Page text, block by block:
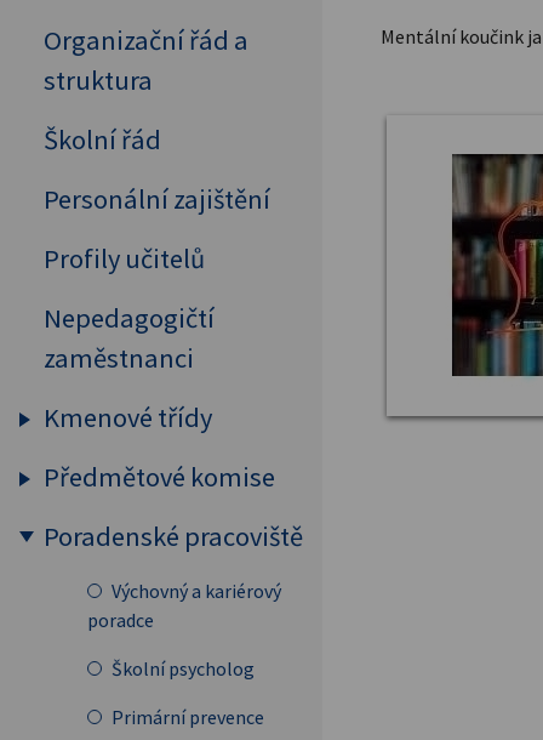
Mentální koučink
Organizační řád a
struktura
Školní řád
Personální zajištění
Profily učitelů
Nepedagogičtí
zaměstnanci
Kmenové třídy
Prima
Sekunda
Kvarta
Kvinta
Sexta
Předmětové komise
Humanitní předměty
Cizí jazyky
MAT, FYZ, INF
Přírodovědné předměty
Tělesná výchova
Poradenské pracoviště
Výchovný a kariérový
poradce
Školní psycholog
Primární prevence